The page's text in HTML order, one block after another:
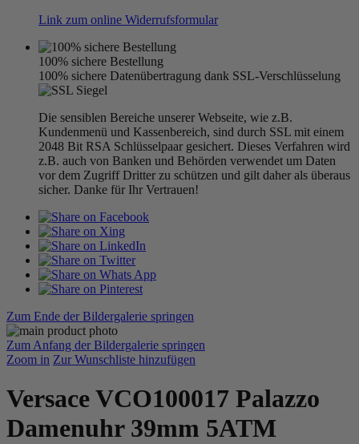
Link zum online Widerrufsformular
100% sichere Bestellung
100% sichere Datenübertragung dank SSL-Verschlüsselung
Die sensiblen Bereiche unserer Webseite, wie z.B.
Kundenmenü und Kassenbereich, sind durch SSL mit einem
2048 Bit RSA Schlüsselpaar gesichert. Dieses Verfahren wird
z.B. auch von Banken und Behörden verwendet um Daten
vor dem Zugriff Dritter zu schützen und gilt daher als überaus
sicher. Danke für Ihr Vertrauen!
Zum Ende der Bildergalerie springen
Zum Anfang der Bildergalerie springen
Zoom in Zur Wunschliste hinzufügen
Versace VCO100017 Palazzo
Damenuhr 39mm 5ATM